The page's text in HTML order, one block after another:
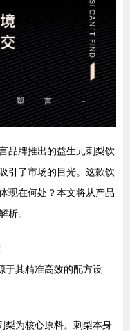
品牌推出的益生元刺梨饮
引了市场的目光。这款饮
现在何处？本文将从产品
析。
于其精准高效的配方设
梨为核心原料。刺梨本身